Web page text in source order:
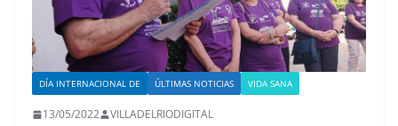
DÍA INTERNACIONAL DE ÚLTIMAS NOTICIAS VIDA SANA
13/05/2022 VILLADELRIODIGITAL